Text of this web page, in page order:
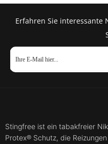
Erfahren Sie interessante
Stingfree ist ein tabakfreier
Protex® Schutz, die